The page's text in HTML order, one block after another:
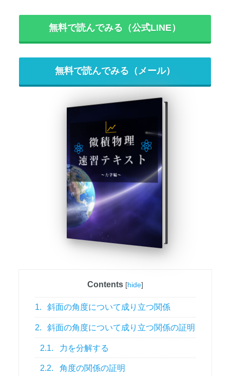
無料で読んでみる（公式LINE）
無料で読んでみる（メール）
Contents [hide]
1. 斜面の角度について成り立つ関係
2. 斜面の角度について成り立つ関係の証明
2.1. 力を分解する
2.2. 角度の関係の証明